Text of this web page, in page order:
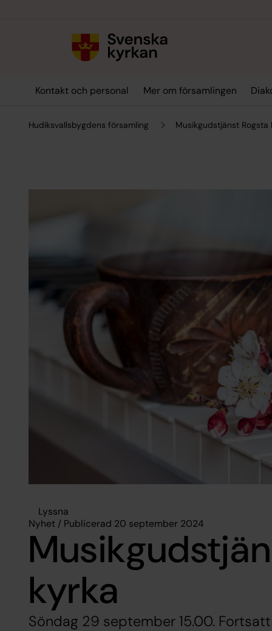
Kontakt och personal Mer om församlingen
Hudiksvallsbygdens församling Musikgudstjänst Rogsta
Lyssna
Nyhet / Publicerad 20 september 2024
kyrka
Söndag 29 september 15.00.